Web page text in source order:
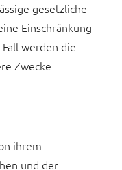
gesetzliche
Einschränkung
werden die
Zwecke
ihrem
und der